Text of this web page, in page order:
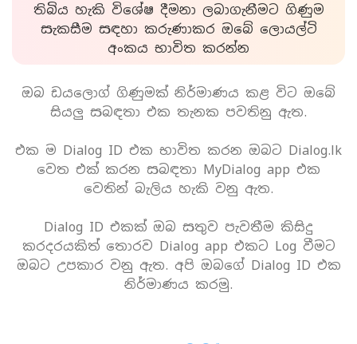
තිබිය හැකි විශේෂ දීමනා ලබාගැනීමට ගිණුම
සැකසීම සඳහා කරුණාකර ඔබේ ලොයල්ටි
අංකය භාවිත කරන්න
ඔබ ඩයලොග් ගිණුමක් නිර්මාණය කළ විට ඔබේ
සියලු සබඳතා එක තැනක පවතිනු ඇත.
එක ම Dialog ID එක භාවිත කරන ඔබට Dialog.lk
වෙත එක් කරන සබඳතා MyDialog app එක
වෙතින් බැලිය හැකි වනු ඇත.
Dialog ID එකක් ඔබ සතුව පැවතීම කිසිදු
කරදරයකිත් තොරව Dialog app එකට Log වීමට
ඔබට උපකාර වනු ඇත. අපි ඔබගේ Dialog ID එක
නිර්මාණය කරමු.